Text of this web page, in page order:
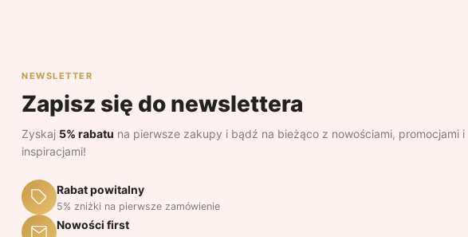
NEWSLETTER
Zapisz się do newslettera
Zyskaj 5% rabatu na pierwsze zakupy i bądź na bieżąco z nowościami, promocjami i
inspiracjami!
Rabat powitalny
5% zniżki na pierwsze zamówienie
Nowości first